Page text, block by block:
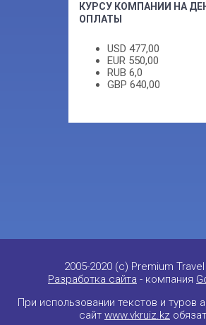
КУРСУ КОМПАНИИ НА
ОПЛАТЫ
USD 477,00
EUR 550,00
RUB 6,0
GBP 640,00
2005-2020 (c) Premium
Разработка сайта - компания
При использовании текстов и туров
сайт www.vkruiz.kz